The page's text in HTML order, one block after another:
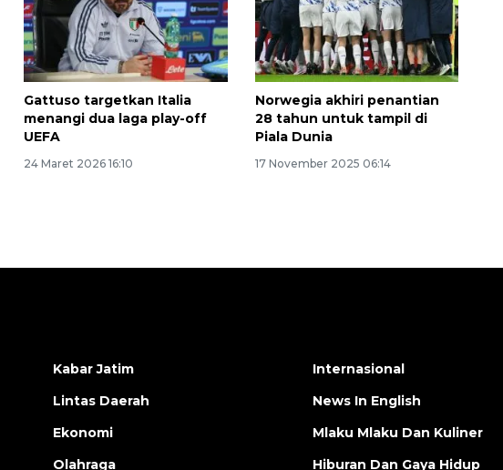
Gattuso targetkan Italia
menangi dua laga play-off
UEFA
24 Maret 2026 16:10
Norwegia akhiri penantian
28 tahun untuk tampil di
Piala Dunia
17 November 2025 06:14
Kabar Jatim
Lintas Daerah
Ekonomi
Olahraga
Internasional
News In English
Mlaku Mlaku Dan Kuliner
Hiburan Dan Gaya Hidup